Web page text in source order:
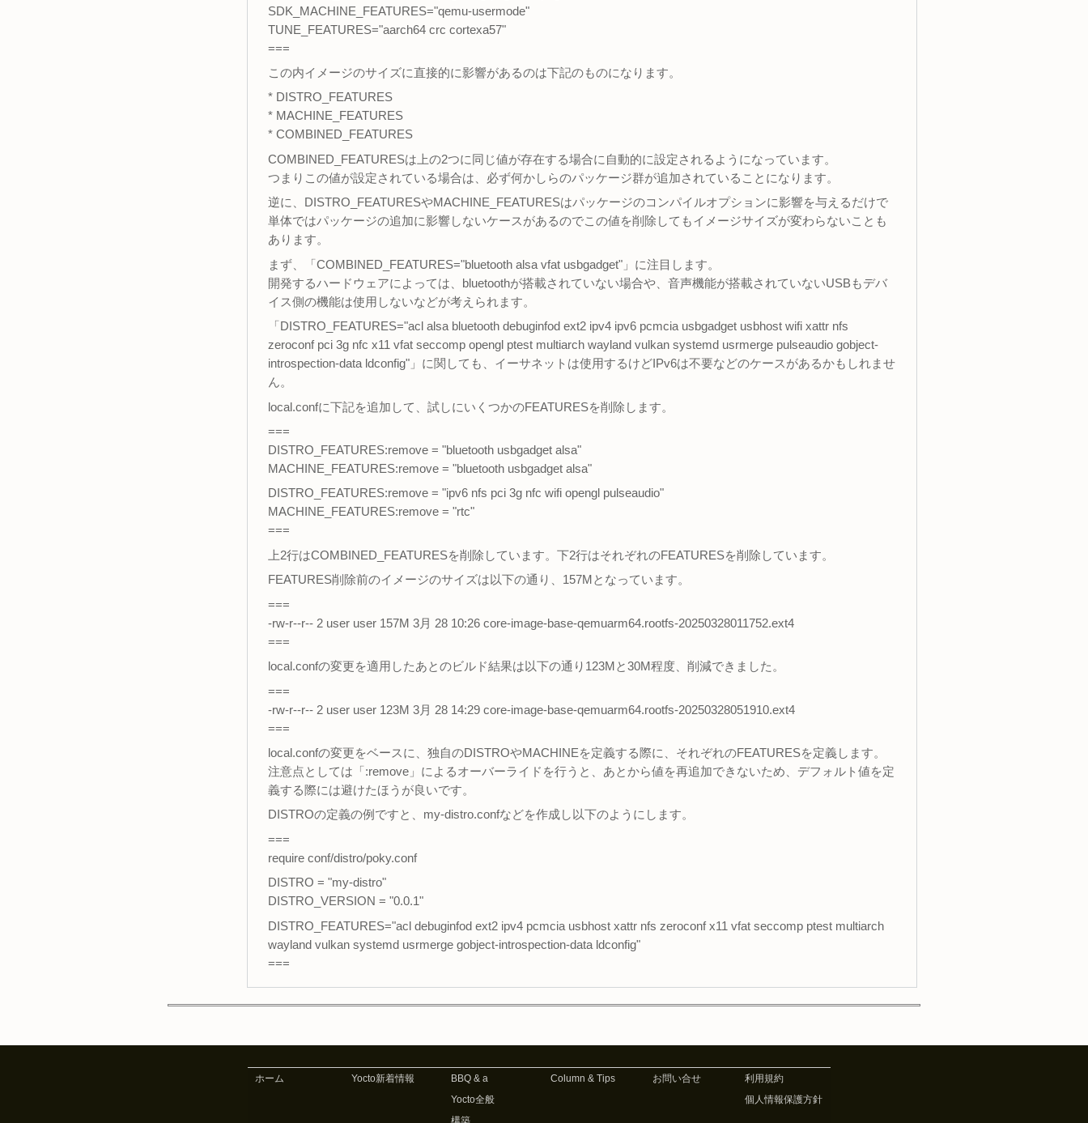
SDK_MACHINE_FEATURES="qemu-usermode"
TUNE_FEATURES="aarch64 crc cortexa57"
===
この内イメージのサイズに直接的に影響があるのは下記のものになります。
* DISTRO_FEATURES
* MACHINE_FEATURES
* COMBINED_FEATURES
COMBINED_FEATURESは上の2つに同じ値が存在する場合に自動的に設定されるようになっています。
つまりこの値が設定されている場合は、必ず何かしらのパッケージ群が追加されていることになります。
逆に、DISTRO_FEATURESやMACHINE_FEATURESはパッケージのコンパイルオプションに影響を与えるだけで
単体ではパッケージの追加に影響しないケースがあるのでこの値を削除してもイメージサイズが変わらないことも
あります。
まず、「COMBINED_FEATURES="bluetooth alsa vfat usbgadget"」に注目します。
開発するハードウェアによっては、bluetoothが搭載されていない場合や、音声機能が搭載されていないUSBもデバ
イス側の機能は使用しないなどが考えられます。
「DISTRO_FEATURES="acl alsa bluetooth debuginfod ext2 ipv4 ipv6 pcmcia usbgadget usbhost wifi xattr nfs
zeroconf pci 3g nfc x11 vfat seccomp opengl ptest multiarch wayland vulkan systemd usrmerge pulseaudio gobject-
introspection-data ldconfig"」に関しても、イーサネットは使用するけどIPv6は不要などのケースがあるかもしれませ
ん。
local.confに下記を追加して、試しにいくつかのFEATURESを削除します。
===
DISTRO_FEATURES:remove = "bluetooth usbgadget alsa"
MACHINE_FEATURES:remove = "bluetooth usbgadget alsa"
DISTRO_FEATURES:remove = "ipv6 nfs pci 3g nfc wifi opengl pulseaudio"
MACHINE_FEATURES:remove = "rtc"
===
上2行はCOMBINED_FEATURESを削除しています。下2行はそれぞれのFEATURESを削除しています。
FEATURES削除前のイメージのサイズは以下の通り、157Mとなっています。
===
-rw-r--r-- 2 user user 157M 3月 28 10:26 core-image-base-qemuarm64.rootfs-20250328011752.ext4
===
local.confの変更を適用したあとのビルド結果は以下の通り123Mと30M程度、削減できました。
===
-rw-r--r-- 2 user user 123M 3月 28 14:29 core-image-base-qemuarm64.rootfs-20250328051910.ext4
===
local.confの変更をベースに、独自のDISTROやMACHINEを定義する際に、それぞれのFEATURESを定義します。
注意点としては「:remove」によるオーバーライドを行うと、あとから値を再追加できないため、デフォルト値を定
義する際には避けたほうが良いです。
DISTROの定義の例ですと、my-distro.confなどを作成し以下のようにします。
===
require conf/distro/poky.conf
DISTRO = "my-distro"
DISTRO_VERSION = "0.0.1"
DISTRO_FEATURES="acl debuginfod ext2 ipv4 pcmcia usbhost xattr nfs zeroconf x11 vfat seccomp ptest multiarch
wayland vulkan systemd usrmerge gobject-introspection-data ldconfig"
===
ホーム Yocto新着情報 BBQ & a Column & Tips お問い合せ
利用規約
Yocto全般
個人情報保護方針
構築